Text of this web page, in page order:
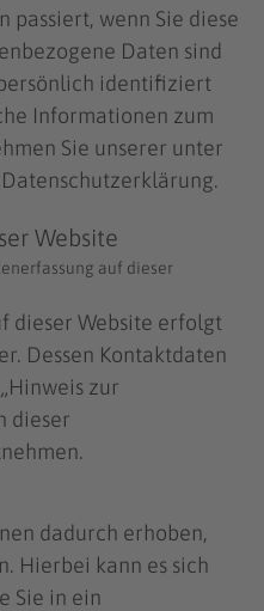
passiert, wenn Sie diese
Daten sind
identifiziert
Informationen zum
Sie unserer unter
Website
auf dieser
dieser Website erfolgt
Dessen Kontaktdaten
zur
dieser
dadurch erhoben,
Hierbei kann es sich
Sie in ein